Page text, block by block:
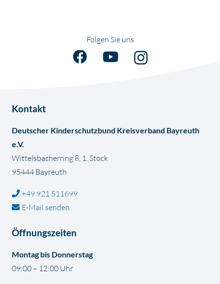
Folgen Sie uns
Kontakt
Deutscher Kinderschutzbund Kreisverband Bayreuth
e.V.
Wittelsbacherring 8, 1. Stock
95444 Bayreuth
+49 921 511699
E-Mail senden
Öffnungszeiten
Montag bis Donnerstag
09:00 – 12:00 Uhr